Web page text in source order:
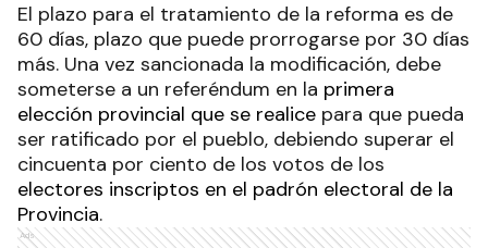
El plazo para el tratamiento de la reforma es de
60 días, plazo que puede prorrogarse por 30 días
más. Una vez sancionada la modificación, debe
someterse a un referéndum en la primera
elección provincial que se realice para que pueda
ser ratificado por el pueblo, debiendo superar el
cincuenta por ciento de los votos de los
electores inscriptos en el padrón electoral de la
Provincia.
Ads